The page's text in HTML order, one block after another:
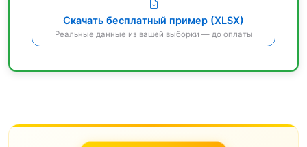
Скачать бесплатный пример (XLSX)
Реальные данные из вашей выборки — до оплаты